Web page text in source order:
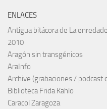
ENLACES
Antigua bitácora de La
2010
Aragón sin transgénicos
AraInfo
Archive (grabaciones / podcast
Biblioteca Frida Kahlo
Caracol Zaragoza